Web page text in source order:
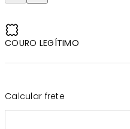
COURO LEGÍTIMO
Calcular frete